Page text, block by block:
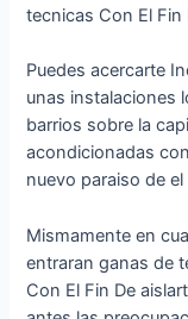
tecnicas Con El Fin
Puedes acercarte
unas instalaciones
barrios sobre la
acondicionadas
nuevo paraiso de el
Mismamente en
entraran ganas de
Con El Fin De